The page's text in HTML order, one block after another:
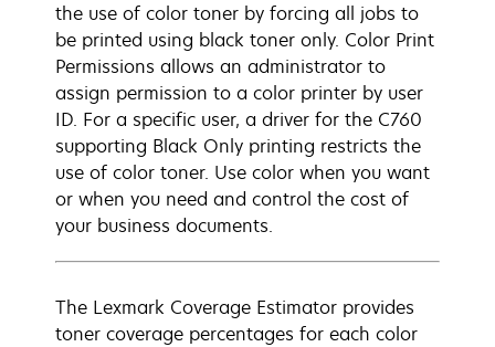
the use of color toner by forcing all jobs to
be printed using black toner only. Color Print
Permissions allows an administrator to
assign permission to a color printer by user
ID. For a specific user, a driver for the C760
supporting Black Only printing restricts the
use of color toner. Use color when you want
or when you need and control the cost of
your business documents.
The Lexmark Coverage Estimator provides
toner coverage percentages for each color